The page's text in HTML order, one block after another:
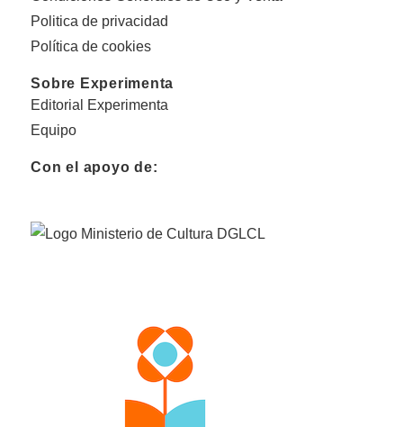
Politica de privacidad
Política de cookies
Sobre Experimenta
Editorial Experimenta
Equipo
Con el apoyo de: